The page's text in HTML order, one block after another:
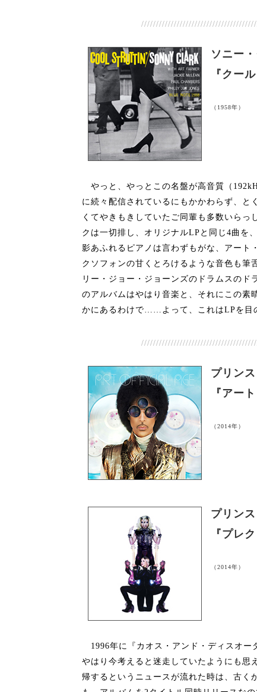
ソニー
『クー
（1958年）
やっと、やっとこの名盤が高音質（
に続々配信されているにもかかわらず、と
くてやきもきしていたご同輩も多数いらっ
クは一切排し、オリジナルLPと同じ4曲を
影あふれるピアノは言わずもがな、アート
クソフォンの甘くとろけるような音色も筆
リー・ジョー・ジョーンズのドラムスのド
のアルバムはやはり音楽と、それにこの素
かにあるわけで……よって、これはLPを目
プリンス
『アー
（2014年）
プリン
『プレ
（2014年）
1996年に『カオス・アンド・ディスオー
やはり今考えると迷走していたようにも思
帰するというニュースが流れた時は、古く